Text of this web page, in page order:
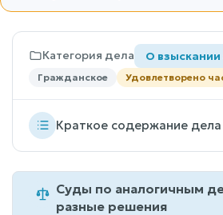
Категория дела О
Гражданское Удовлетворено
Краткое содержание дела
Суды по аналогичным
разные решения